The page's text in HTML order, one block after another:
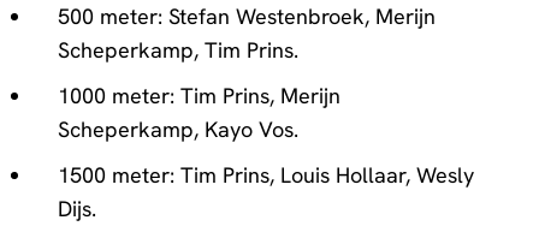
500 meter: Stefan Westenbroek, Merijn
Scheperkamp, Tim Prins.
1000 meter: Tim Prins, Merijn
Scheperkamp, Kayo Vos.
1500 meter: Tim Prins, Louis Hollaar, Wesly
Dijs.